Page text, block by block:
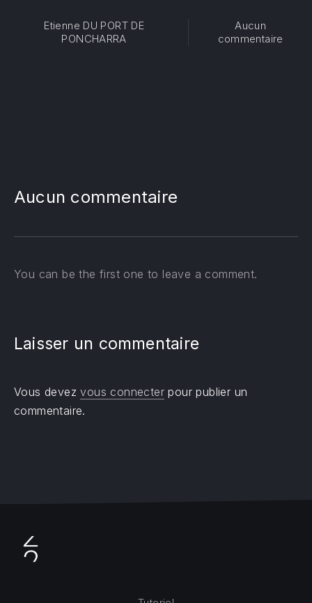
Etienne DU PORT DE
PONCHARRA
Aucun
commentaire
Aucun commentaire
You can be the first one to leave a comment.
Laisser un commentaire
Vous devezvous connecter pour publier un
commentaire.